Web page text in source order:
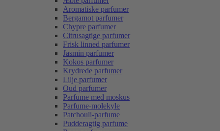
Aromatiske parfumer
Bergamot parfumer
Chypre parfumer
Citrusagtige parfumer
Frisk linned parfumer
Jasmin parfumer
Kokos parfumer
Krydrede parfumer
Lilje parfumer
Oud parfumer
Parfume med moskus
Parfume-molekyle
Patchouli-parfume
Pudderagtig parfume